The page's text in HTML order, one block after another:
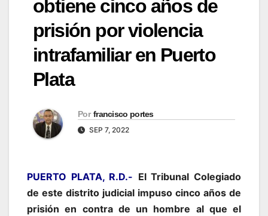
obtiene cinco años de
prisión por violencia
intrafamiliar en Puerto
Plata
Por francisco portes
SEP 7, 2022
PUERTO PLATA, R.D.- El Tribunal Colegiado
de este distrito judicial impuso cinco años de
prisión en contra de un hombre al que el